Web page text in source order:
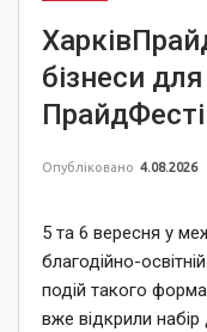
бізнеси
ПрайдФесті
Опубліковано 4.08.2026
5 та 6 вересня у
благодійно-
подій такого
вже відкрили набір